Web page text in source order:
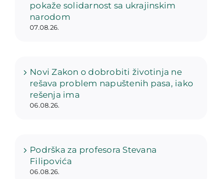
pokaže solidarnost sa ukrajinskim
narodom
07.08.26.
Novi Zakon o dobrobiti životinja ne
rešava problem napuštenih pasa, iako
rešenja ima
06.08.26.
Podrška za profesora Stevana
Filipovića
06.08.26.